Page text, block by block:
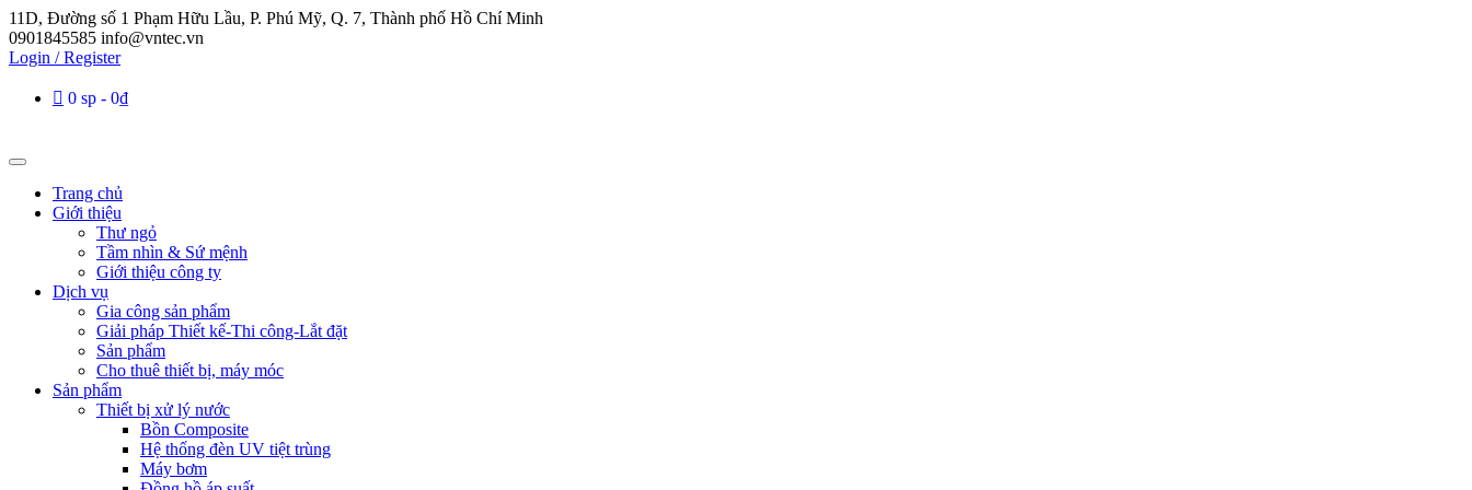
11D, Đường số 1 Phạm Hữu Lầu, P. Phú Mỹ, Q. 7, Thành phố Hồ Chí Minh
0901845585 info@vntec.vn
Login / Register
0 sp 0₫
Trang chủ
Giới thiệu
Thư ngỏ
Tầm nhìn & Sứ mệnh
Giới thiệu công ty
Dịch vụ
Gia công sản phẩm
Giải pháp Thiết kế-Thi công-Lắt đặt
Sản phẩm
Cho thuê thiết bị, máy móc
Sản phẩm
Thiết bị xử lý nước
Bồn Composite
Hệ thống đèn UV tiệt trùng
Máy bơm